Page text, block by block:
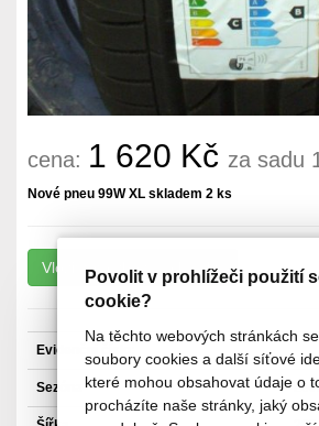
Povolit v prohlížeči použití
cookie?
Na těchto webových stránkách
soubory cookies a další síťové
které mohou obsahovat údaje o
procházíte naše stránky, jaký
cena: 1 620 Kč za sadu
Nové pneu 99W XL skladem 2 ks
Evidenční číslo:
Sezóna